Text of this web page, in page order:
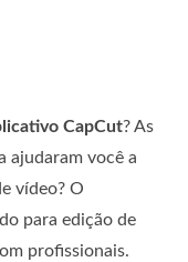
CapCut? As
ajudaram você a
vídeo? O
para edição de
profissionais.